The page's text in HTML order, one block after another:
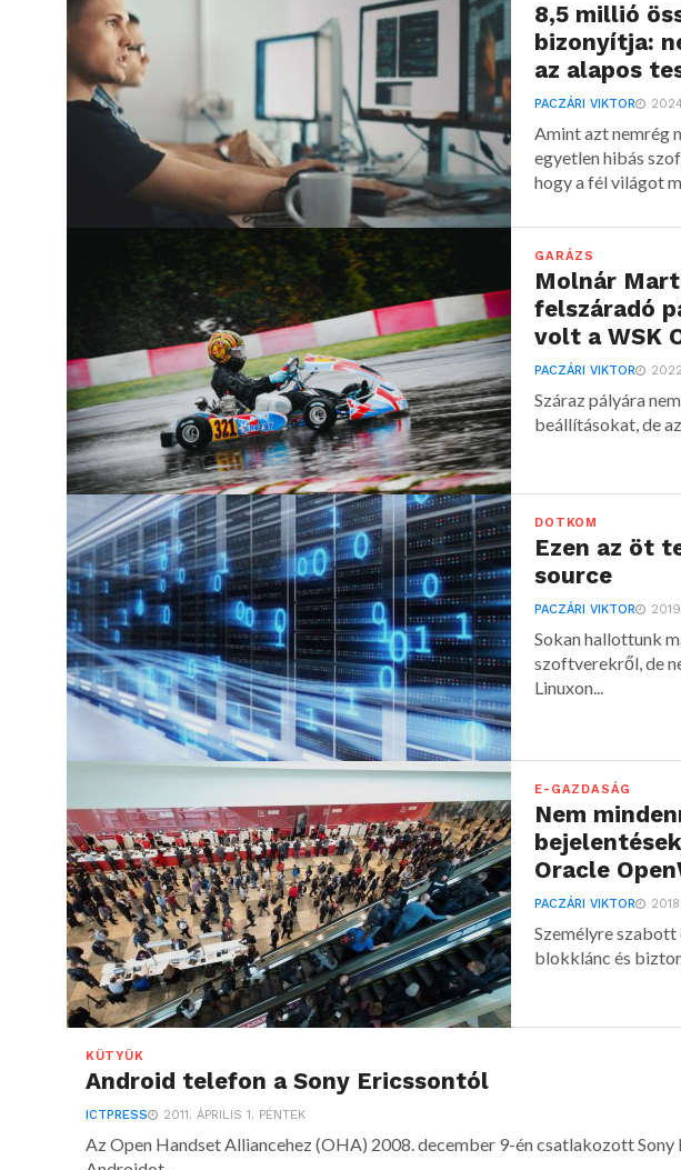
8,5 millió
bizonyítja:
az alapos
PACZÁRI VIKTOR
Amint azt nemrég
egyetlen hibás
hogy a fél világot
GARÁZS
Molnár
felszáradó
volt a WSK
PACZÁRI VIKTOR
Száraz pályára
beállításokat, de
DOTKOM
Ezen az öt
source
PACZÁRI VIKTOR
Sokan hallottunk
szoftverekről, de
Linuxon...
E-GAZDASÁG
Nem
Oracle
PACZÁRI VIKTOR
Személyre
blokklánc és
KÜTYÜK
Android telefon a Sony Ericssontól
ICTPRESS 2011. ÁPRILIS 1. PÉNTEK
Az Open Handset Alliancehez (OHA) 2008. december 9-én csatlakozott Sony